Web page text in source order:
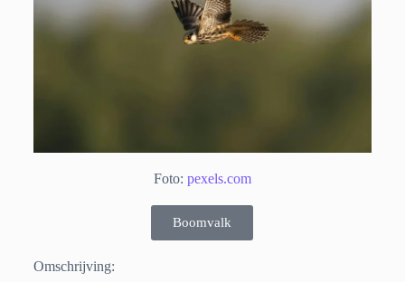
Foto: pexels.com
Boomvalk
Omschrijving: